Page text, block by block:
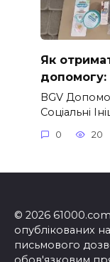
Як
допомогу:
BGV
Соціальні
0 20
© 2026
опублікованих на
письмового